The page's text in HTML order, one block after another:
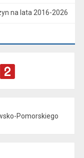
na lata 2016-2026
Pomorskiego